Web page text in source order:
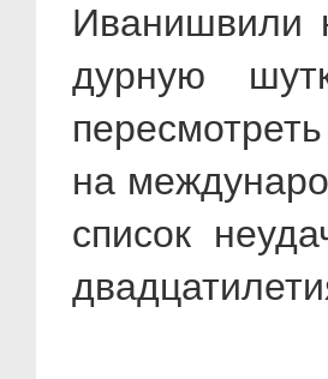
Иванишвили
дурную
на
список